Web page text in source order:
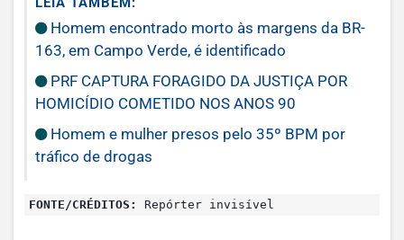
Homem encontrado morto às margens da BR-
163, em Campo Verde, é identificado
PRF CAPTURA FORAGIDO DA JUSTIÇA POR
HOMICÍDIO COMETIDO NOS ANOS 90
Homem e mulher presos pelo 35º BPM por
tráfico de drogas
FONTE/CRÉDITOS: Repórter invisível